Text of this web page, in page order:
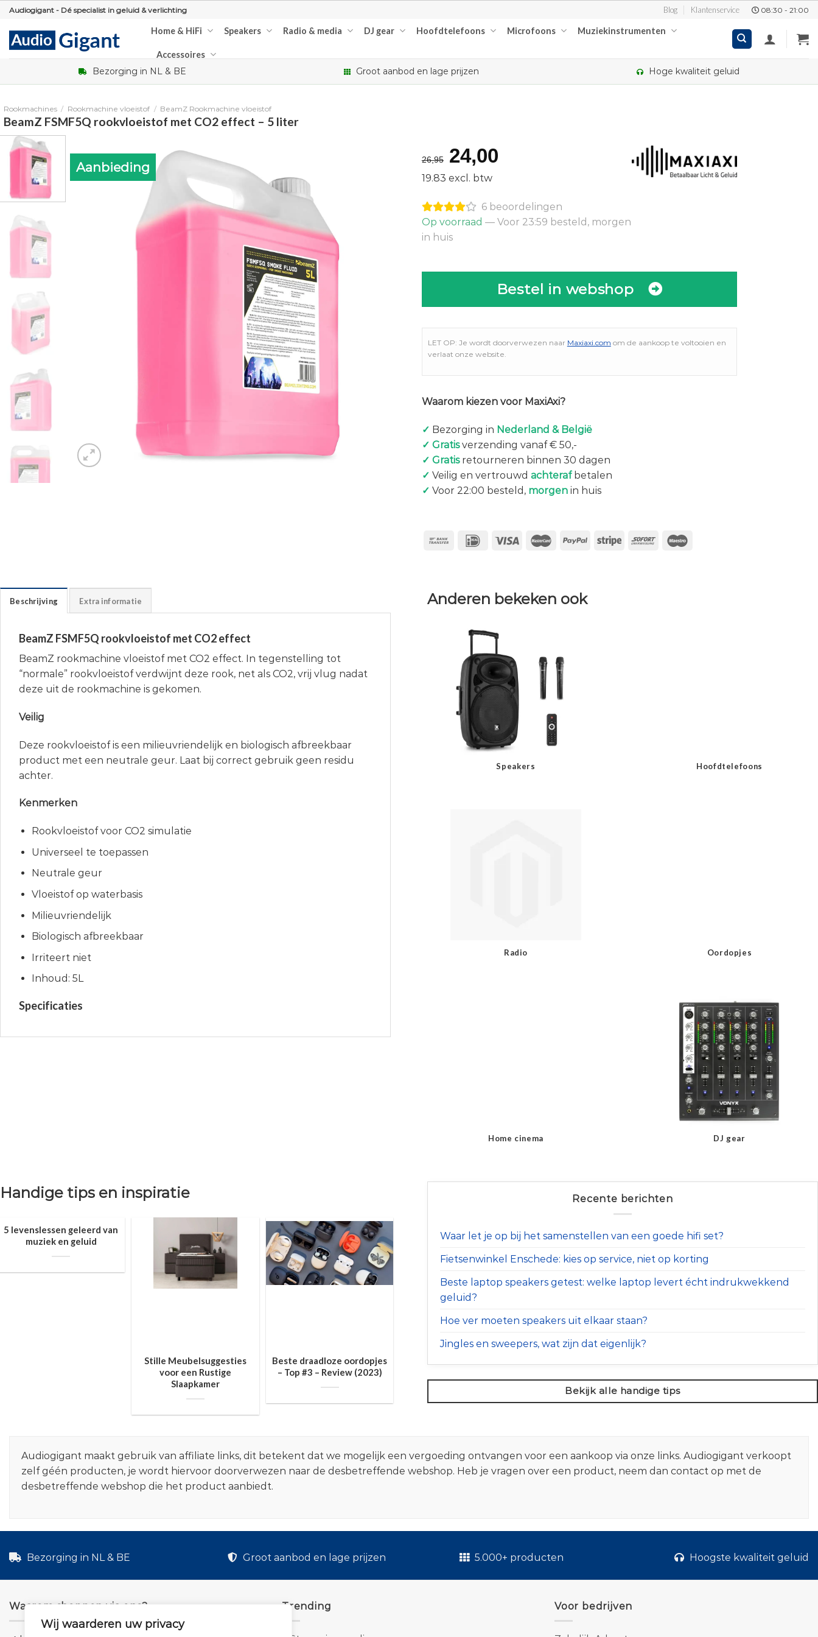
Wij waarderen uw privacy
Skip
content
Audiogigant - Dé specialist in geluid & verlichting Blog Klantenservice 08:30 - 21:00
Home & HiFi Speakers Radio & media DJ gear Hoofdtelefoons Microfoons Muziekinstrumenten
Accessoires
Bezorging in NL & BE Groot aanbod en lage prijzen Hoge kwaliteit geluid
Rookmachines / Rookmachine vloeistof / BeamZ Rookmachine vloeistof
BeamZ FSMF5Q rookvloeistof met CO2 effect – 5 liter
Aanbieding 26,95
Oorspronkelijke
prijs
was:
€26,95.
24,00Huidige
€24,00.
19.83 excl. btw
6 beoordelingen
Op voorraad — Voor 23:59 besteld, morgen
in huis
Bestel in webshop
LET OP: Je wordt doorverwezen naar Maxiaxi.com om de aankoop te voltooien en
verlaat onze website.
Waarom kiezen voor MaxiAxi?
✓ Bezorging in Nederland & België
✓ Gratisverzending vanaf € 50,-
✓ Gratisretourneren binnen 30 dagen
✓ Veilig en vertrouwd achterafbetalen
✓ Voor 22:00 besteld, morgenin huis
Beschrijving Extra informatie
BeamZ FSMF5Q rookvloeistof met CO2 effect
BeamZ rookmachine vloeistof met CO2 effect. In tegenstelling tot
“normale” rookvloeistof verdwijnt deze rook, net als CO2, vrij vlug nadat
deze uit de rookmachine is gekomen.
Veilig
Deze rookvloeistof is een milieuvriendelijk en biologisch afbreekbaar
product met een neutrale geur. Laat bij correct gebruik geen residu
achter.
Kenmerken
Rookvloeistof voor CO2 simulatie
Universeel te toepassen
Neutrale geur
Vloeistof op waterbasis
Milieuvriendelijk
Biologisch afbreekbaar
Irriteert niet
Inhoud: 5L
Specificaties
Anderen bekeken ook
Speakers Hoofdtelefoons
Radio Oordopjes
Home cinema DJ gear
Handige tips en inspiratie
5 levenslessen geleerd van
muziek en geluid
Stille Meubelsuggesties
voor een Rustige
Slaapkamer
Beste draadloze oordopjes
– Top #3 – Review (2023)
Recente berichten
Waar let je op bij het samenstellen van een goede hifi set?
Fietsenwinkel Enschede: kies op service, niet op korting
Beste laptop speakers getest: welke laptop levert écht indrukwekkend
geluid?
Hoe ver moeten speakers uit elkaar staan?
Jingles en sweepers, wat zijn dat eigenlijk?
Bekijk alle handige tips
Audiogigant maakt gebruik van affiliate links, dit betekent dat we mogelijk een vergoeding ontvangen voor een aankoop via onze links. Audiogigant verkoopt
zelf géén producten, je wordt hiervoor doorverwezen naar de desbetreffende webshop. Heb je vragen over een product, neem dan contact op met de
desbetreffende webshop die het product aanbiedt.
Bezorging in NL & BE Groot aanbod en lage prijzen 5.000+ producten Hoogste kwaliteit geluid
Waarom shoppen via ons? Trending Voor bedrijven